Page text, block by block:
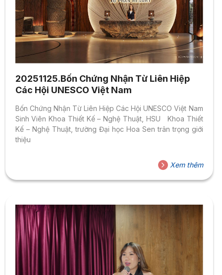
20251125.Bốn Chứng Nhận Từ Liên Hiệp
Các Hội UNESCO Việt Nam
Bốn Chứng Nhận Từ Liên Hiệp Các Hội UNESCO Việt Nam
Sinh Viên Khoa Thiết Kế – Nghệ Thuật, HSU Khoa Thiết
Kế – Nghệ Thuật, trường Đại học Hoa Sen trân trọng giới
thiệu
Xem thêm